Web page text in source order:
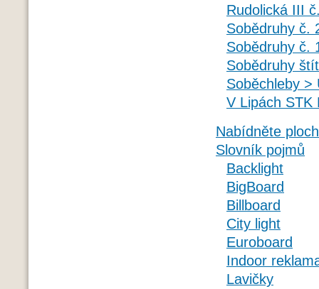
Rudolická III
Sobědruhy č.
Sobědruhy č.
Sobědruhy
Soběchleby >
V Lipách STK
Nabídněte
Slovník pojmů
Backlight
BigBoard
Billboard
City light
Euroboard
Indoor
Lavičky